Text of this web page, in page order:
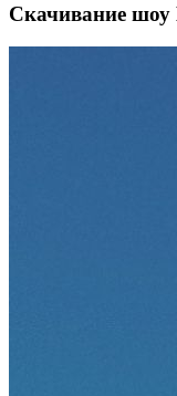
Скачивание шоу